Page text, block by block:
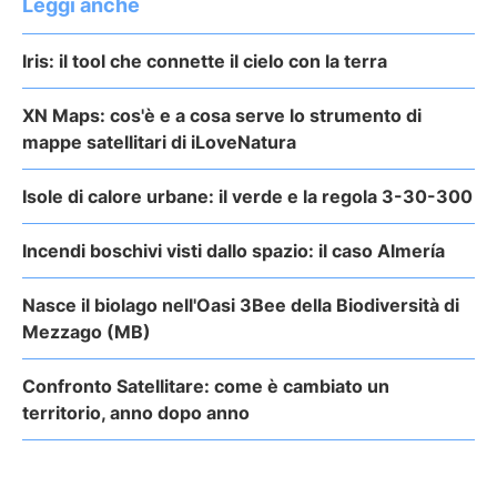
Leggi anche
Iris: il tool che connette il cielo con la terra
XN Maps: cos'è e a cosa serve lo strumento di
mappe satellitari di iLoveNatura
Isole di calore urbane: il verde e la regola 3-30-300
Incendi boschivi visti dallo spazio: il caso Almería
Nasce il biolago nell'Oasi 3Bee della Biodiversità di
Mezzago (MB)
Confronto Satellitare: come è cambiato un
territorio, anno dopo anno